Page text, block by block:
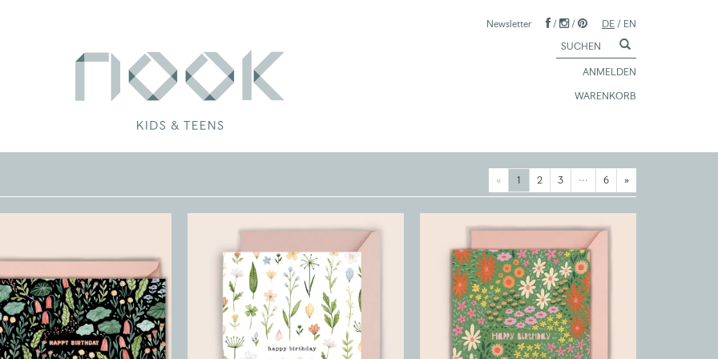
Newsletter / / DE / EN
ANMELDEN
WARENKORB
« 1 2 3 ··· 6 »